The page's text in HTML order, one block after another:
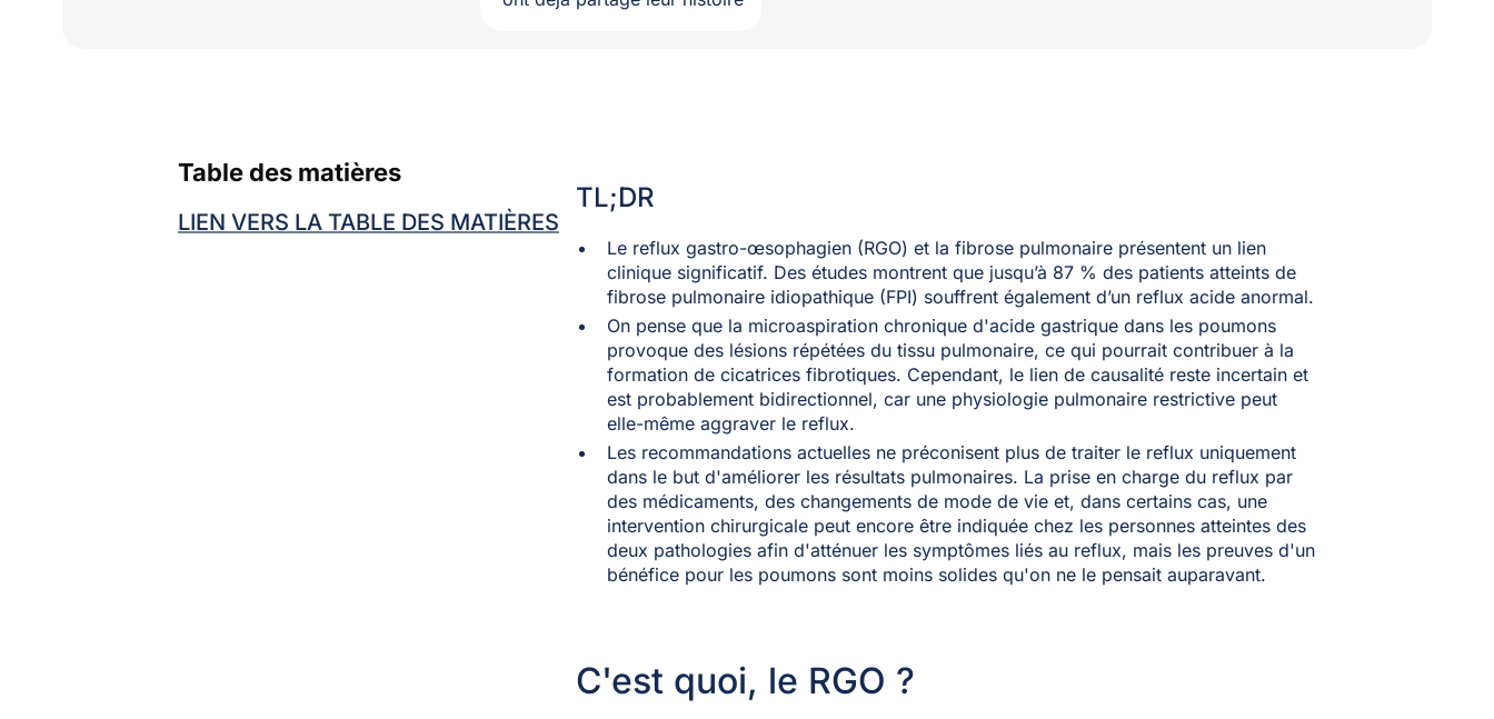
Table des matières
LIEN VERS LA TABLE DES MATIÈRES
TL;DR
Le reflux gastro-œsophagien (RGO) et la fibrose pulmonaire présentent un lien
clinique significatif. Des études montrent que jusqu’à 87 % des patients atteints de
fibrose pulmonaire idiopathique (FPI) souffrent également d’un reflux acide anormal.
On pense que la microaspiration chronique d'acide gastrique dans les poumons
provoque des lésions répétées du tissu pulmonaire, ce qui pourrait contribuer à la
formation de cicatrices fibrotiques. Cependant, le lien de causalité reste incertain et
est probablement bidirectionnel, car une physiologie pulmonaire restrictive peut
elle-même aggraver le reflux.
Les recommandations actuelles ne préconisent plus de traiter le reflux uniquement
dans le but d'améliorer les résultats pulmonaires. La prise en charge du reflux par
des médicaments, des changements de mode de vie et, dans certains cas, une
intervention chirurgicale peut encore être indiquée chez les personnes atteintes des
deux pathologies afin d'atténuer les symptômes liés au reflux, mais les preuves d'un
bénéfice pour les poumons sont moins solides qu'on ne le pensait auparavant.
C'est quoi, le RGO ?